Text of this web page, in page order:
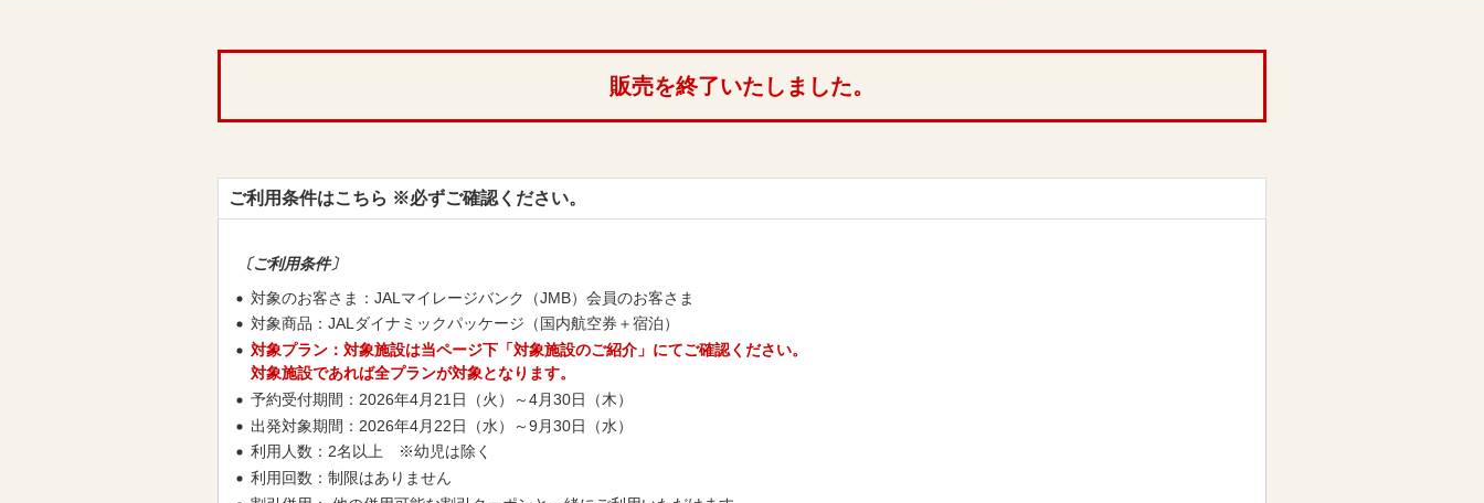
販売を終了いたしました。
ご利用条件はこちら ※必ずご確認ください。
〔ご利用条件〕
対象のお客さま：JALマイレージバンク（JMB）会員のお客さま
対象商品：JALダイナミックパッケージ（国内航空券＋宿泊）
対象プラン：対象施設は当ページ下「対象施設のご紹介」にてご確認ください。
対象施設であれば全プランが対象となります。
予約受付期間：2026年4月21日（火）～4月30日（木）
出発対象期間：2026年4月22日（水）～9月30日（水）
利用人数：2名以上 ※幼児は除く
利用回数：制限はありません